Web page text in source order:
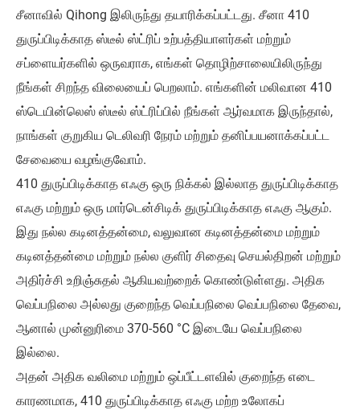
சீனாவில் Qihong இலிருந்து தயாரிக்கப்பட்டது. சீனா 410
துருப்பிடிக்காத ஸ்டீல் ஸ்ட்ரிப் உற்பத்தியாளர்கள் மற்றும்
சப்ளையர்களில் ஒருவராக, எங்கள் தொழிற்சாலையிலிருந்து
நீங்கள் சிறந்த விலையைப் பெறலாம். எங்களின் மலிவான 410
ஸ்டெயின்லெஸ் ஸ்டீல் ஸ்ட்ரிப்பில் நீங்கள் ஆர்வமாக இருந்தால்,
நாங்கள் குறுகிய டெலிவரி நேரம் மற்றும் தனிப்பயனாக்கப்பட்ட
சேவையை வழங்குவோம்.
410 துருப்பிடிக்காத எஃகு ஒரு நிக்கல் இல்லாத துருப்பிடிக்காத
எஃகு மற்றும் ஒரு மார்டென்சிடிக் துருப்பிடிக்காத எஃகு ஆகும்.
இது நல்ல கடினத்தன்மை, வலுவான கடினத்தன்மை மற்றும்
கடினத்தன்மை மற்றும் நல்ல குளிர் சிதைவு செயல்திறன் மற்றும்
அதிர்ச்சி உறிஞ்சுதல் ஆகியவற்றைக் கொண்டுள்ளது. அதிக
வெப்பநிலை அல்லது குறைந்த வெப்பநிலை வெப்பநிலை தேவை,
ஆனால் முன்னுரிமை 370-560 °C இடையே வெப்பநிலை
இல்லை.
அதன் அதிக வலிமை மற்றும் ஒப்பீட்டளவில் குறைந்த எடை
காரணமாக, 410 துருப்பிடிக்காத எஃகு மற்ற உலோகப்